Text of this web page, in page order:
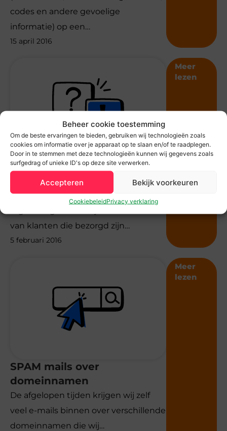
Beheer cookie toestemming
Om de beste ervaringen te bieden, gebruiken wij technologieën zoals
cookies om informatie over je apparaat op te slaan en/of te raadplegen.
Door in te stemmen met deze technologieën kunnen wij gegevens zoals
surfgedrag of unieke ID's op deze site verwerken.
Accepteren Bekijk voorkeuren
CookiebeleidPrivacy verklaring
codes en andere gevoelige
informatie) op een…
15 april 2016
Domeinnaam fraudeurs
actief!
De afgelopen dagen krijgen wij
van klanten die bezorgd zijn…
5 februari 2016
Meer
lezen
SPAM mails over
domeinnamen
De afgelopen tijden krijgen wij zelf
veel e-mails binnen over verschillende
domeinnamen die wij…
Meer
lezen